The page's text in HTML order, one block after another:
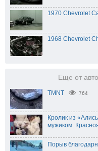
1970 Chevrolet
1968 Chevrolet
Еще от
TMNT 764
Кролик из
мужиком.
Порыв